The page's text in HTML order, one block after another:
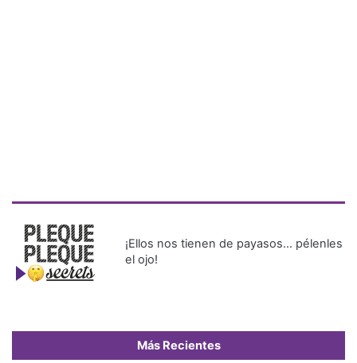
¡Ellos nos tienen de payasos… pélenles
el ojo!
Más Recientes